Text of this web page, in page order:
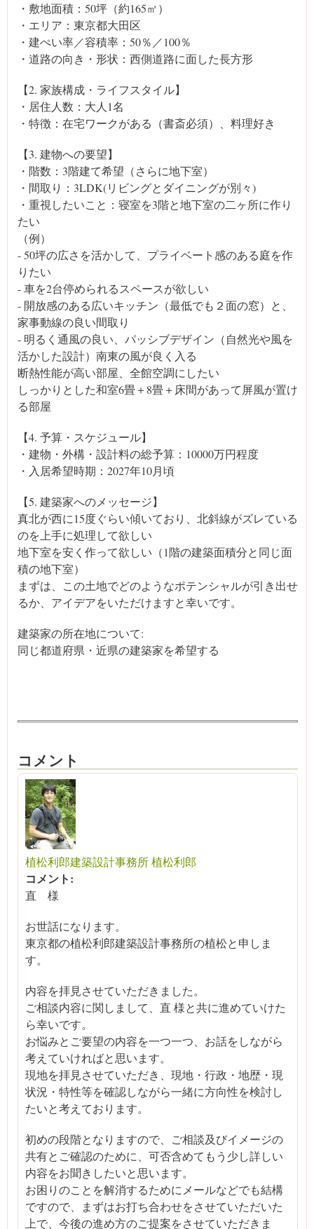
・敷地面積：50坪（約165㎡）
・エリア：東京都大田区
・建ぺい率／容積率：50％／100％
・道路の向き・形状：西側道路に面した長方形
【2. 家族構成・ライフスタイル】
・居住人数：大人1名
・特徴：在宅ワークがある（書斎必須）、料理好き
【3. 建物への要望】
・階数：3階建て希望（さらに地下室）
・間取り：3LDK(リビングとダイニングが別々)
・重視したいこと：寝室を3階と地下室の二ヶ所に作り
たい
（例）
- 50坪の広さを活かして、プライベート感のある庭を作
りたい
- 車を2台停められるスペースが欲しい
- 開放感のある広いキッチン（最低でも２面の窓）と、
家事動線の良い間取り
- 明るく通風の良い、パッシブデザイン（自然光や風を
活かした設計）南東の風が良く入る
断熱性能が高い部屋、全館空調にしたい
しっかりとした和室6畳＋8畳＋床間があって屏風が置け
る部屋
【4. 予算・スケジュール】
・建物・外構・設計料の総予算：10000万円程度
・入居希望時期：2027年10月頃
【5. 建築家へのメッセージ】
真北が西に15度ぐらい傾いており、北斜線がズレている
のを上手に処理して欲しい
地下室を安く作って欲しい（1階の建築面積分と同じ面
積の地下室）
まずは、この土地でどのようなポテンシャルが引き出せ
るか、アイデアをいただけますと幸いです。
建築家の所在地について:
同じ都道府県・近県の建築家を希望する
コメント
植松利郎建築設計事務所 植松利郎
コメント:
直 様
お世話になります。
東京都の植松利郎建築設計事務所の植松と申しま
す。
内容を拝見させていただきました。
ご相談内容に関しまして、直 様と共に進めていけた
ら幸いです。
お悩みとご要望の内容を一つ一つ、お話をしながら
考えていければと思います。
現地を拝見させていただき、現地・行政・地歴・現
状況・特性等を確認しながら一緒に方向性を検討し
たいと考えております。
初めの段階となりますので、ご相談及びイメージの
共有とご確認のために、可否含めてもう少し詳しい
内容をお聞きしたいと思います。
お困りのことを解消するためにメールなどでも結構
ですので、まずはお打ち合わせをさせていただいた
上で、今後の進め方のご提案をさせていただきま